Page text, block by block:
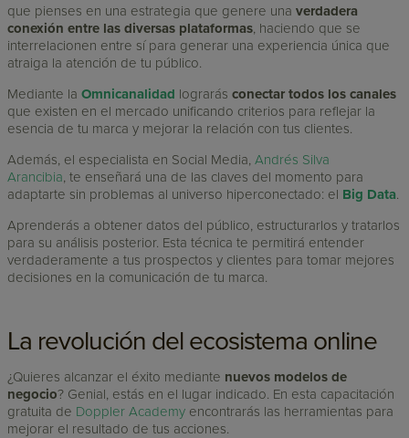
que pienses en una estrategia que genere una verdadera
conexión entre las diversas plataformas , haciendo que se
interrelacionen entre sí para generar una experiencia única que
atraiga la atención de tu público.
Mediante laOmnicanalidad lograrásconectar todos los canales
que existen en el mercado unificando criterios para reflejar la
esencia de tu marca y mejorar la relación con tus clientes.
Además, el especialista en Social Media, Andrés Silva
Arancibia , te enseñará una de las claves del momento para
adaptarte sin problemas al universo hiperconectado: el Big Data
Aprenderás a obtener datos del público, estructurarlos y tratarlos
para su análisis posterior. Esta técnica te permitirá entender
verdaderamente a tus prospectos y clientes para tomar mejores
decisiones en la comunicación de tu marca.
La revolución del ecosistema online
¿Quieres alcanzar el éxito mediante nuevos modelos de
negocio? Genial, estás en el lugar indicado. En esta capacitación
gratuita de Doppler Academy encontrarás las herramientas para
mejorar el resultado de tus acciones.